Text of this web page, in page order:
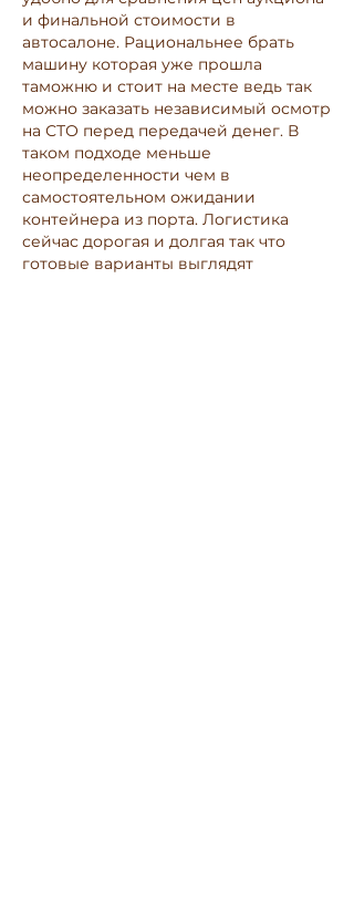
и финальной стоимости в
автосалоне. Рациональнее брать
машину которая уже прошла
таможню и стоит на месте ведь так
можно заказать независимый осмотр
на СТО перед передачей денег. В
таком подходе меньше
неопределенности чем в
самостоятельном ожидании
контейнера из порта. Логистика
сейчас дорогая и долгая так что
готовые варианты выглядят